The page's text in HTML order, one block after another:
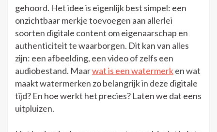
je
digitale
creaties
effectieve
watermerken
gehoord. Het idee is eigenlijk best simpel: een
onzichtbaar merkje toevoegen aan allerlei
soorten digitale content om eigenaarschap en
authenticiteit te waarborgen. Dit kan van alles
zijn: een afbeelding, een video of zelfs een
audiobestand. Maarwat is een watermerken wat
maakt watermerken zo belangrijk in deze digitale
tijd? En hoe werkt het precies? Laten we dat eens
uitpluizen.